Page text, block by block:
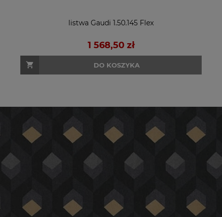
listwa Gaudi 1.50.145 Flex
1 568,50 zł
DO KOSZYKA